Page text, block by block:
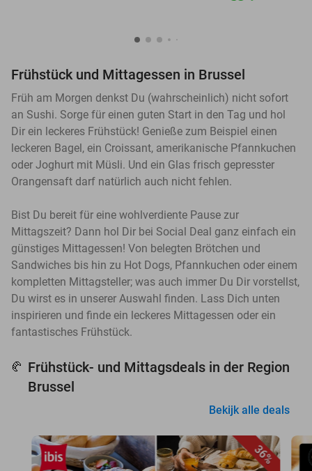
Frühstück und Mittagessen in Brussel
Früh am Morgen denkst Du (wahrscheinlich) nicht sofort
an Sushi. Sorge für einen guten Start in den Tag und hol
Dir ein leckeres Frühstück! Genieße zum Beispiel einen
leckeren Bagel, ein Croissant, amerikanische Pfannkuchen
oder Joghurt mit Müsli. Und ein Glas frisch gepresster
Orangensaft darf natürlich auch nicht fehlen.
Bist Du bereit für eine wohlverdiente Pause zur
Mittagszeit? Dann hol Dir bei Social Deal ganz einfach ein
günstiges Mittagessen! Von belegten Brötchen und
Sandwiches bis hin zu Hot Dogs, Pfannkuchen oder einem
kompletten Mittagsteller; was auch immer Du Dir vorstellst,
Du wirst es in unserer Auswahl finden. Lass Dich unten
inspirieren und finde ein leckeres Mittagessen oder ein
fantastisches Frühstück.
🥐 Frühstück- und Mittagsdeals in der Region
Brussel
Bekijk alle deals
36%